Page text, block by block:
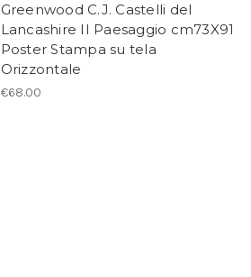
Greenwood C.J. Castelli del
Lancashire II Paesaggio cm73X91
Poster Stampa su tela
Orizzontale
€68.00